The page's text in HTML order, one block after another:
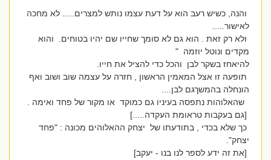
והנה, כשיש רעב הוא על דעת עצמו נותש למצרים..... לא מחכה
לאישור.....
ולא רק זאת . הוא גם לא סומך שחייו שם יהיו בטוחים. והוא
מקדים ונוטל יוזמה "
להיאחז בשקר לבן והכל כדי להציל את חייו.
תופעה זו אצל המאמין הראשון , חזרה על עצמה שוב ושוב ואף
הונחלה בהמשךגם לבן....
שהאלוהות נתפסה בעיניו גם כמוקד או מקור של פחד ואימה .
[גם בעקבות טראומת העקדה.....]
כך שלא בכדי , בתודעתו של יצחק ההאלוהים מכונה : "פחד
יצחק".
[את זה ידע לספר לנו בנו - יעקב]